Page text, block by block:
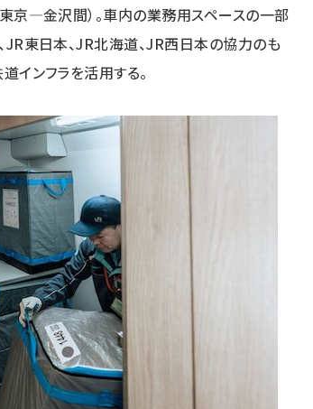
京―金沢間）。車内の業務用スペースの一部
JR東日本、JR北海道、JR西日本の協力のも
インフラを活用する。